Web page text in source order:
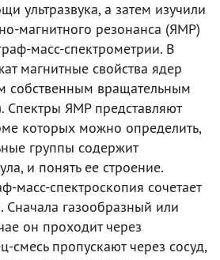
ультразвука, а затем изучили
магнитного резонанса (ЯМР)
масс-спектрометрии. В
магнитные свойства ядер
собственным вращательным
ЯМР представляют
которых можно определить,
группы содержит
и понять ее строение.
масс-спектроскопия сочетает
Сначала газообразный или
он проходит через
смесь пропускают через сосуд,